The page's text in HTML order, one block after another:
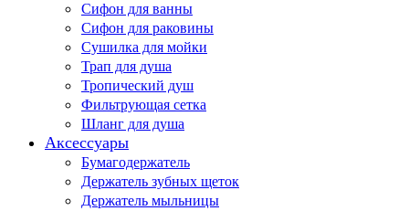
Сифон для ванны
Сифон для раковины
Сушилка для мойки
Трап для душа
Тропический душ
Фильтрующая сетка
Шланг для душа
Аксессуары
Бумагодержатель
Держатель зубных щеток
Держатель мыльницы